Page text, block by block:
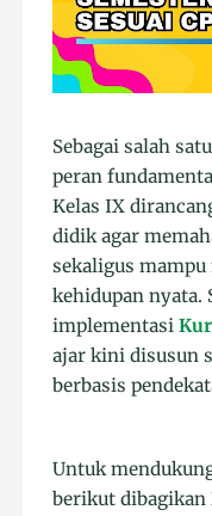
Sebagai salah
peran
Kelas IX
didik agar
sekaligus
kehidupan nyata.
implementasi
ajar kini disusun
berbasis
Untuk
berikut dibagikan